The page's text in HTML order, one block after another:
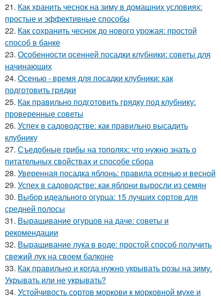
21. Как хранить чеснок на зиму в домашних условиях:
простые и эффективные способы
22. Как сохранить чеснок до нового урожая: простой
способ в банке
23. Особенности осенней посадки клубники: советы для
начинающих
24. Осенью - время для посадки клубники: как
подготовить грядки
25. Как правильно подготовить грядку под клубнику:
проверенные советы
26. Успех в садоводстве: как правильно высадить
клубнику
27. Съедобные грибы на тополях: что нужно знать о
питательных свойствах и способе сбора
28. Уверенная посадка яблонь: правила осенью и весной
29. Успех в садоводстве: как яблони выросли из семян
30. Выбор идеального огурца: 15 лучших сортов для
средней полосы
31. Выращивание огурцов на даче: советы и
рекомендации
32. Выращивание лука в воде: простой способ получить
свежий лук на своем балконе
33. Как правильно и когда нужно укрывать розы на зиму.
Укрывать или не укрывать?
34. Устойчивость сортов моркови к морковной мухе и